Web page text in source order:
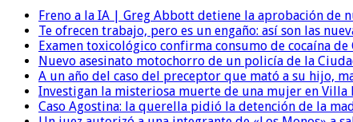
Freno a la IA | Greg Abbott detiene la aprobación de
Te ofrecen trabajo, pero es un engaño: así son las
Examen toxicológico confirma consumo de cocaína de
Nuevo asesinato motochorro de un policía de la
A un año del caso del preceptor que mató a su hijo,
Investigan la misteriosa muerte de una mujer en Villa
Caso Agostina: la querella pidió la detención de la